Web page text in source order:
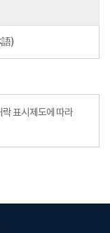
)
표시제도에 따라